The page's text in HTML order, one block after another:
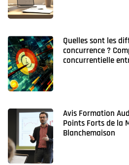
Quelles sont les
concurrence ?
concurrentielle
Avis Formation
Points Forts de la
Blanchemaison